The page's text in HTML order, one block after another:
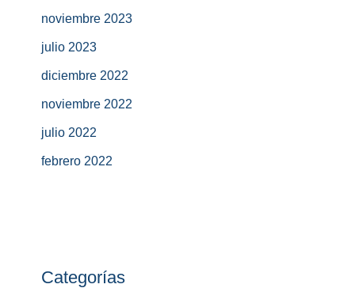
noviembre 2023
julio 2023
diciembre 2022
noviembre 2022
julio 2022
febrero 2022
Categorías